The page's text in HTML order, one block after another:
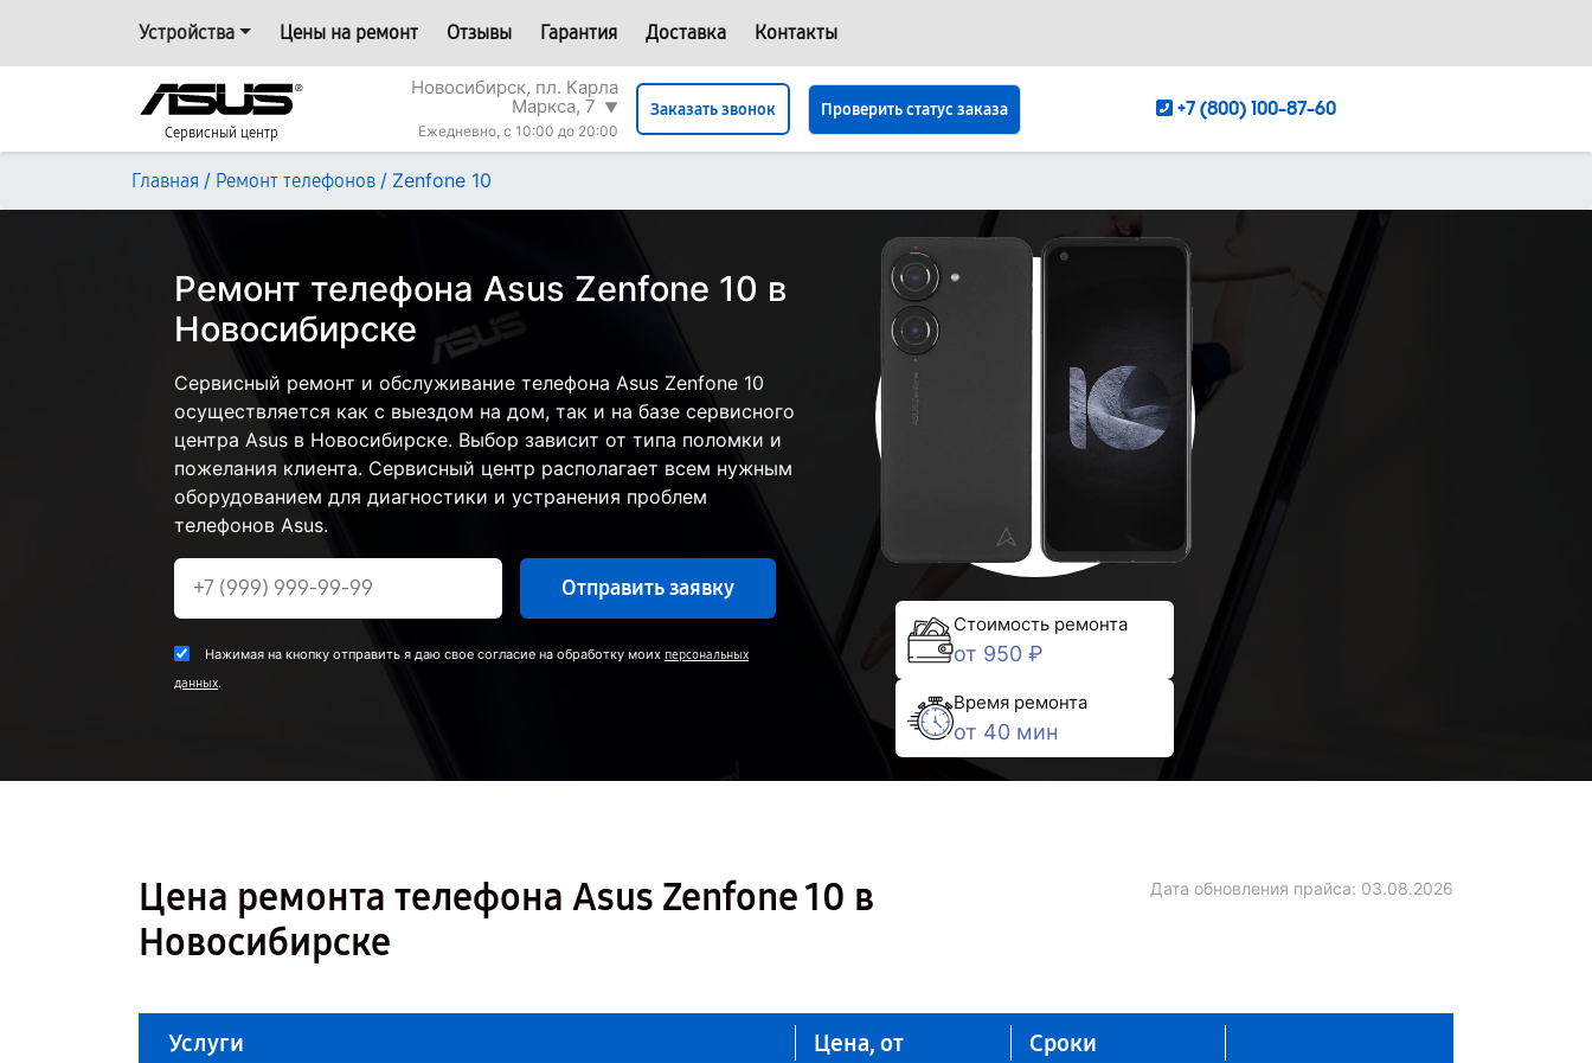
Устройства Цены на ремонт Отзывы Гарантия Доставка Контакты
Сервисный центр
Новосибирск, пл. Карла
Маркса, 7 ▼
Ежедневно, с 10:00 до 20:00
Заказать звонок Проверить статус заказа +7 (800) 100-87-60
Главная / Ремонт телефонов / Zenfone 10
Ремонт телефона Asus Zenfone 10 в
Новосибирске
Сервисный ремонт и обслуживание телефона Asus Zenfone 10
осуществляется как с выездом на дом, так и на базе сервисного
центра Asus в Новосибирске. Выбор зависит от типа поломки и
пожелания клиента. Сервисный центр располагает всем нужным
оборудованием для диагностики и устранения проблем
телефонов Asus.
Отправить заявку
Нажимая на кнопку отправить я даю свое согласие на обработку моих персональных
данных.
Стоимость ремонта
от 950 ₽
Время ремонта
от 40 мин
Цена ремонта телефона Asus Zenfone 10 в
Новосибирске
Дата обновления прайса: 03.08.2026
Услуги Цена, от Сроки